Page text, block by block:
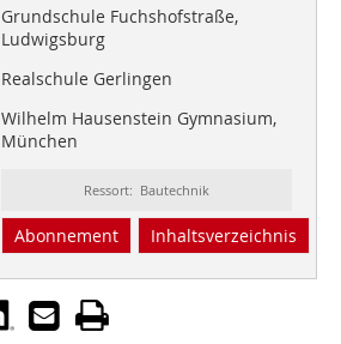
Grundschule Fuchshofstraße,
Ludwigsburg
Realschule Gerlingen
Wilhelm Hausenstein Gymnasium,
München
Ressort: Bautechnik
Abonnement Inhaltsverzeichnis